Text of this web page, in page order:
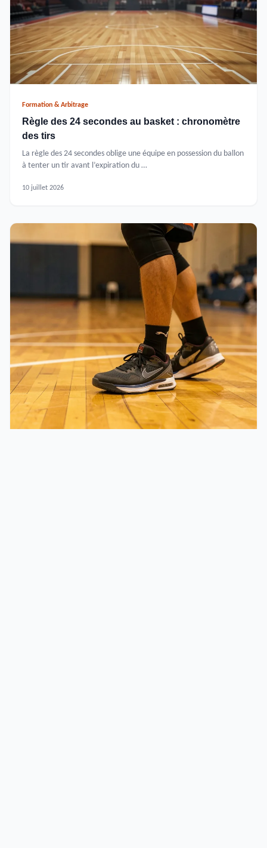
Formation & Arbitrage
Règle des 24 secondes au basket : chronomètre
des tirs
La règle des 24 secondes oblige une équipe en possession du ballon
à tenter un tir avant l’expiration du …
10 juillet 2026